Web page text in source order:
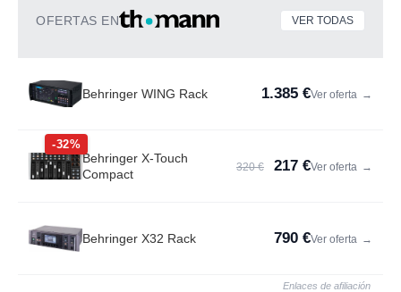
OFERTAS EN VER TODAS
Behringer WING Rack 1.385 €Ver oferta →
-32%
Behringer X-Touch
Compact
320 € 217 €Ver oferta →
Behringer X32 Rack 790 €Ver oferta →
Enlaces de afiliación